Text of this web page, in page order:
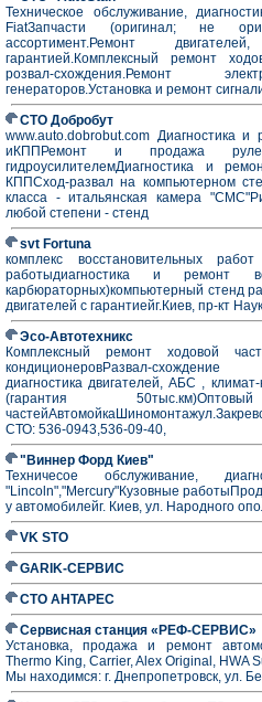
Техническое обслуживание,
FiatЗапчасти (оригинал; не
ассортимент.Ремонт
гарантией.Комплексный ремонт
розвал-схождения.Ремонт
генераторов.Установка и ремонт
СТО Добробут
www.auto.dobrobut.com Диагностика и
иКППРемонт и продажа
гидроусилителемДиагностика и
КППСход-развал на компьютерном
класса - итальянская камера
любой степени - стенд
svt Fortuna
комплекс восстановительных работ
работыдиагностика и ремонт
карбюраторных)компьютерный стенд
двигателей с гарантиейг.Киев, пр-кт
Эсо-Автотехникс
Комплексный ремонт ходовой
кондиционеровРазвал-
диагностика двигателей, АБС ,
(гарантия
СТО: 536-0943,536-09-40,
"Виннер Форд Киев"
Техничесое обслуживание,
"Lincoln","Mercury"Кузовные
у автомобилейг. Киев, ул. Народного
VK STO
GARIK-СЕРВИС
СТО АНТАРЕС
Сервисная станция «РЕФ-СЕРВИС»
Установка, продажа и ремонт
Thermo King, Carrier, Alex Original, HWA
Мы находимся: г. Днепропетровск, ул.